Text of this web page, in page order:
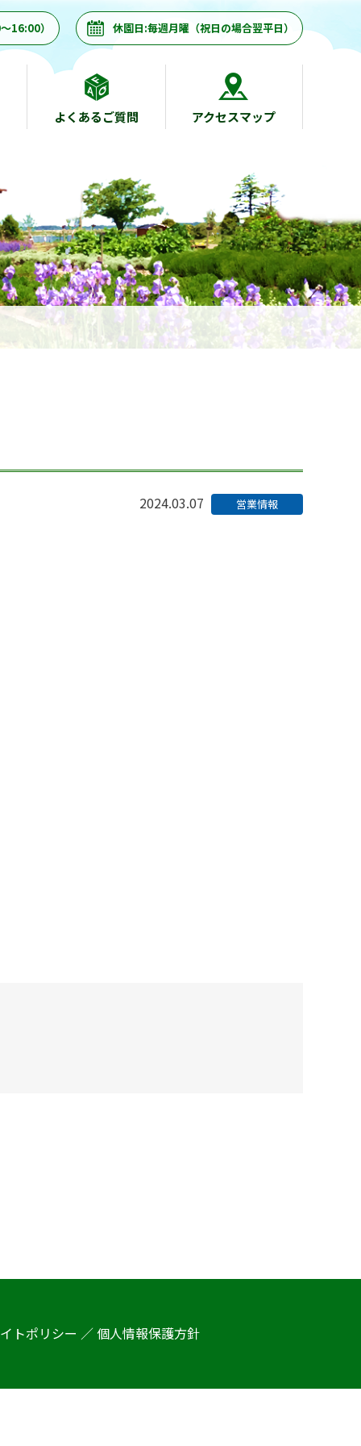
16:00） 休園日:毎週月曜（祝日の場合翌平日）
よくあるご質問 アクセスマップ
2024.03.07 営業情報
トポリシー ／ 個人情報保護方針